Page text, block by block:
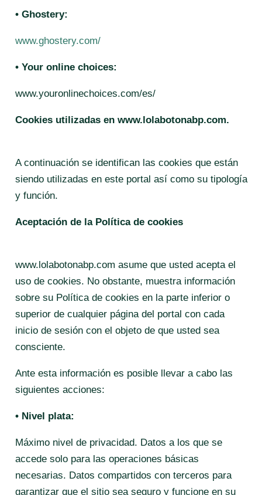
• Ghostery:
www.ghostery.com/
• Your online choices:
www.youronlinechoices.com/es/
Cookies utilizadas en www.lolabotonabp.com.
A continuación se identifican las cookies que están
siendo utilizadas en este portal así como su tipología
y función.
Aceptación de la Política de cookies
www.lolabotonabp.com asume que usted acepta el
uso de cookies. No obstante, muestra información
sobre su Política de cookies en la parte inferior o
superior de cualquier página del portal con cada
inicio de sesión con el objeto de que usted sea
consciente.
Ante esta información es posible llevar a cabo las
siguientes acciones:
• Nivel plata:
Máximo nivel de privacidad. Datos a los que se
accede solo para las operaciones básicas
necesarias. Datos compartidos con terceros para
garantizar que el sitio sea seguro y funcione en su